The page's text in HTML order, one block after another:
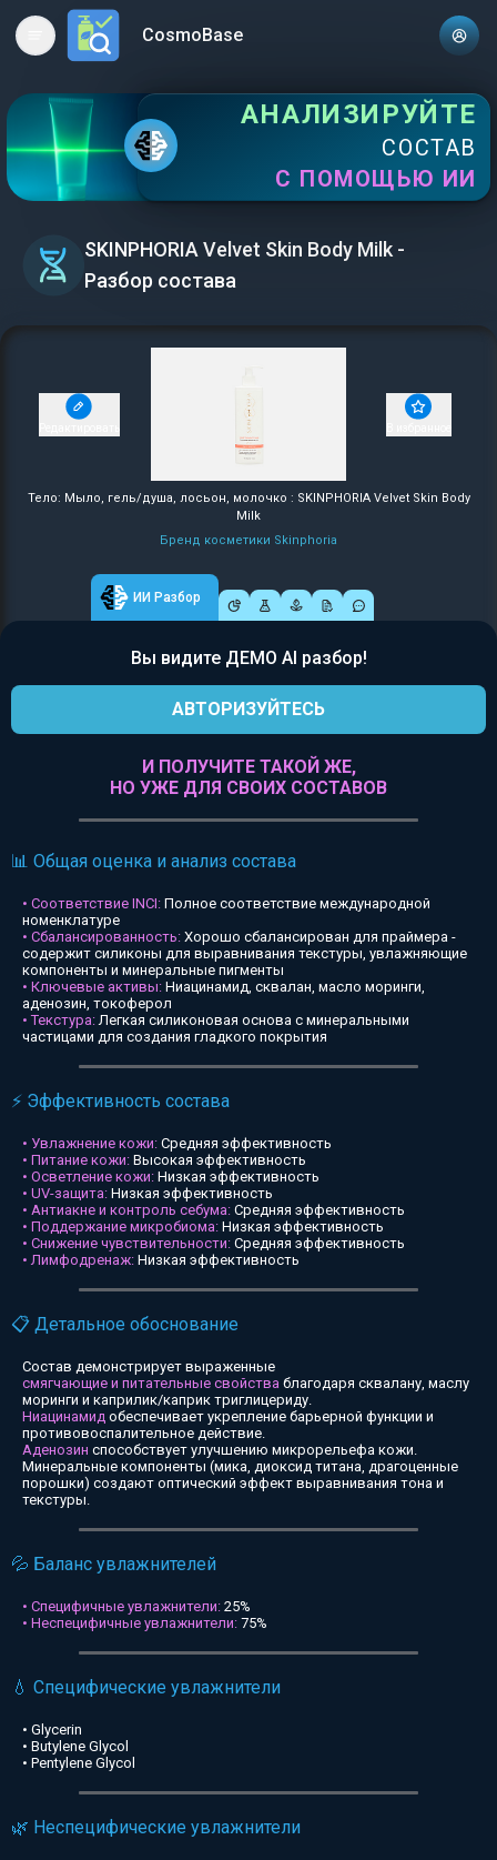
Open main menuCosmoBase
АНАЛИЗИРУЙТЕ
СОСТАВ
С ПОМОЩЬЮ ИИ
SKINPHORIA Velvet Skin Body Milk -
Разбор состава
Тело: Мыло, гель/душа, лосьон, молочко : SKINPHORIA Velvet Skin Body
Milk
Бренд косметики Skinphoria
ИИ Разбор
Вы видите ДЕМО AI разбор!
АВТОРИЗУЙТЕСЬ
И ПОЛУЧИТЕ ТАКОЙ ЖЕ,
НО УЖЕ ДЛЯ СВОИХ СОСТАВОВ
📊 Общая оценка и анализ состава
• Соответствие INCI: Полное соответствие международной
номенклатуре
• Сбалансированность: Хорошо сбалансирован для праймера -
содержит силиконы для выравнивания текстуры, увлажняющие
компоненты и минеральные пигменты
• Ключевые активы: Ниацинамид, сквалан, масло моринги,
аденозин, токоферол
• Текстура:Легкая силиконовая основа с минеральными
частицами для создания гладкого покрытия
⚡ Эффективность состава
• Увлажнение кожи: Средняя эффективность
• Питание кожи: Высокая эффективность
• Осветление кожи: Низкая эффективность
• UV-защита: Низкая эффективность
• Антиакне и контроль себума: Средняя эффективность
• Поддержание микробиома: Низкая эффективность
• Снижение чувствительности: Средняя эффективность
• Лимфодренаж: Низкая эффективность
📋 Детальное обоснование
Состав демонстрирует выраженные
смягчающие и питательные свойства благодаря сквалану, маслу
моринги и каприлик/каприк триглицериду.
Ниацинамид обеспечивает укрепление барьерной функции и
противовоспалительное действие.
Аденозин способствует улучшению микрорельефа кожи.
Минеральные компоненты (мика, диоксид титана, драгоценные
порошки) создают оптический эффект выравнивания тона и
текстуры.
💦 Баланс увлажнителей
• Специфичные увлажнители: 25%
• Неспецифичные увлажнители: 75%
💧 Специфические увлажнители
• Glycerin
• Butylene Glycol
• Pentylene Glycol
🌿 Неспецифические увлажнители